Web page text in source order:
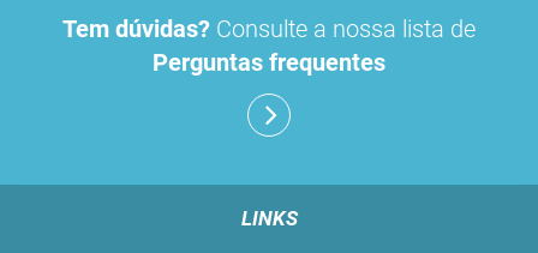
Tem dúvidas? Consulte a nossa lista de
Perguntas frequentes
LINKS